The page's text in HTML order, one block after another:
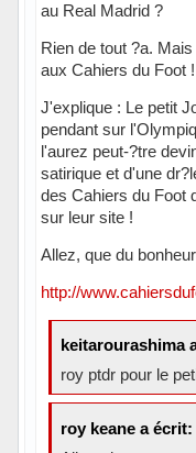
au Real Madrid ?
Rien de tout ?a.
aux Cahiers du Foot !
J'explique : Le petit
pendant sur
l'aurez peut-?tre
satirique et d'une
des Cahiers du Foot
sur leur site !
Allez, que du
http://
keitarourashima
roy ptdr pour le
roy keane a écrit: